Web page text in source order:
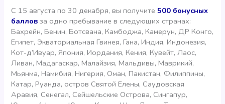
С 15 августа по 30 декабря, вы получите500 бонусных
баллов за одно пребывание в следующих странах:
Бахрейн, Бенин, Ботсвана, Камбоджа, Камерун, ДР Конго,
Египет, Экваториальная Гвинея, Гана, Индия, Индонезия,
Кот-д’Ивуар, Япония, Иордания, Кения, Кувейт, Лаос,
Ливан, Мадагаскар, Малайзия, Мальдивы, Маврикий,
Мьянма, Намибия, Нигерия, Оман, Пакистан, Филиппины,
Катар, Руанда, остров Святой Елены, Саудовская
Аравия, Сенегал, Сейшельские Острова, Сингапур,